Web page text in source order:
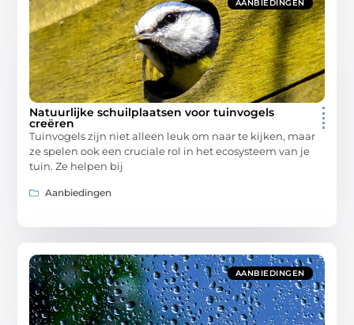
AANBIEDINGEN
Natuurlijke schuilplaatsen voor tuinvogels
creëren
Tuinvogels zijn niet alleen leuk om naar te kijken, maar
ze spelen ook een cruciale rol in het ecosysteem van je
tuin. Ze helpen bij
Aanbiedingen
AANBIEDINGEN